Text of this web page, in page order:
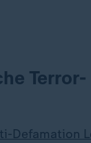
Terror-
Defamation